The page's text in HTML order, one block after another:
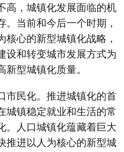
高，城镇化发展面临的机
。当前和今后一个时期，
核心的新型城镇化战略，
设和转变城市发展方式为
型城镇化质量。
民化。推进城镇化的首
城镇稳定就业和生活的常
。人口城镇化蕴藏着巨大
推进以人为核心的新型城